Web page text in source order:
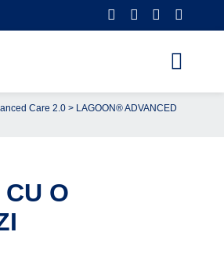
Care 2.0> LAGOON® ADVANCED
O